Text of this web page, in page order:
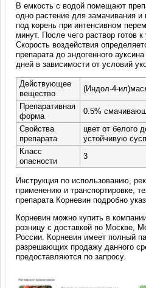
В емкость с водой помещают
одно растение для замачивания
под корень при интенсивном
минут. После чего раствор готов к
Скорость воздействия
препарата до эндогенного
дней в зависимости от условий
Действующее
вещество
(Индол-4-
Препаративная
форма
0.5%
Свойства
препарата
цвет от белого
устойчивую
Класс
опасности
3
Инструкция по использованию,
применению и транспортировке,
препарата Корневин подробно
Корневин можно купить в
розницу с доставкой по Москве,
России. Корневин имеет полный
разрешающих продажу данного
предоставляются по запросу.